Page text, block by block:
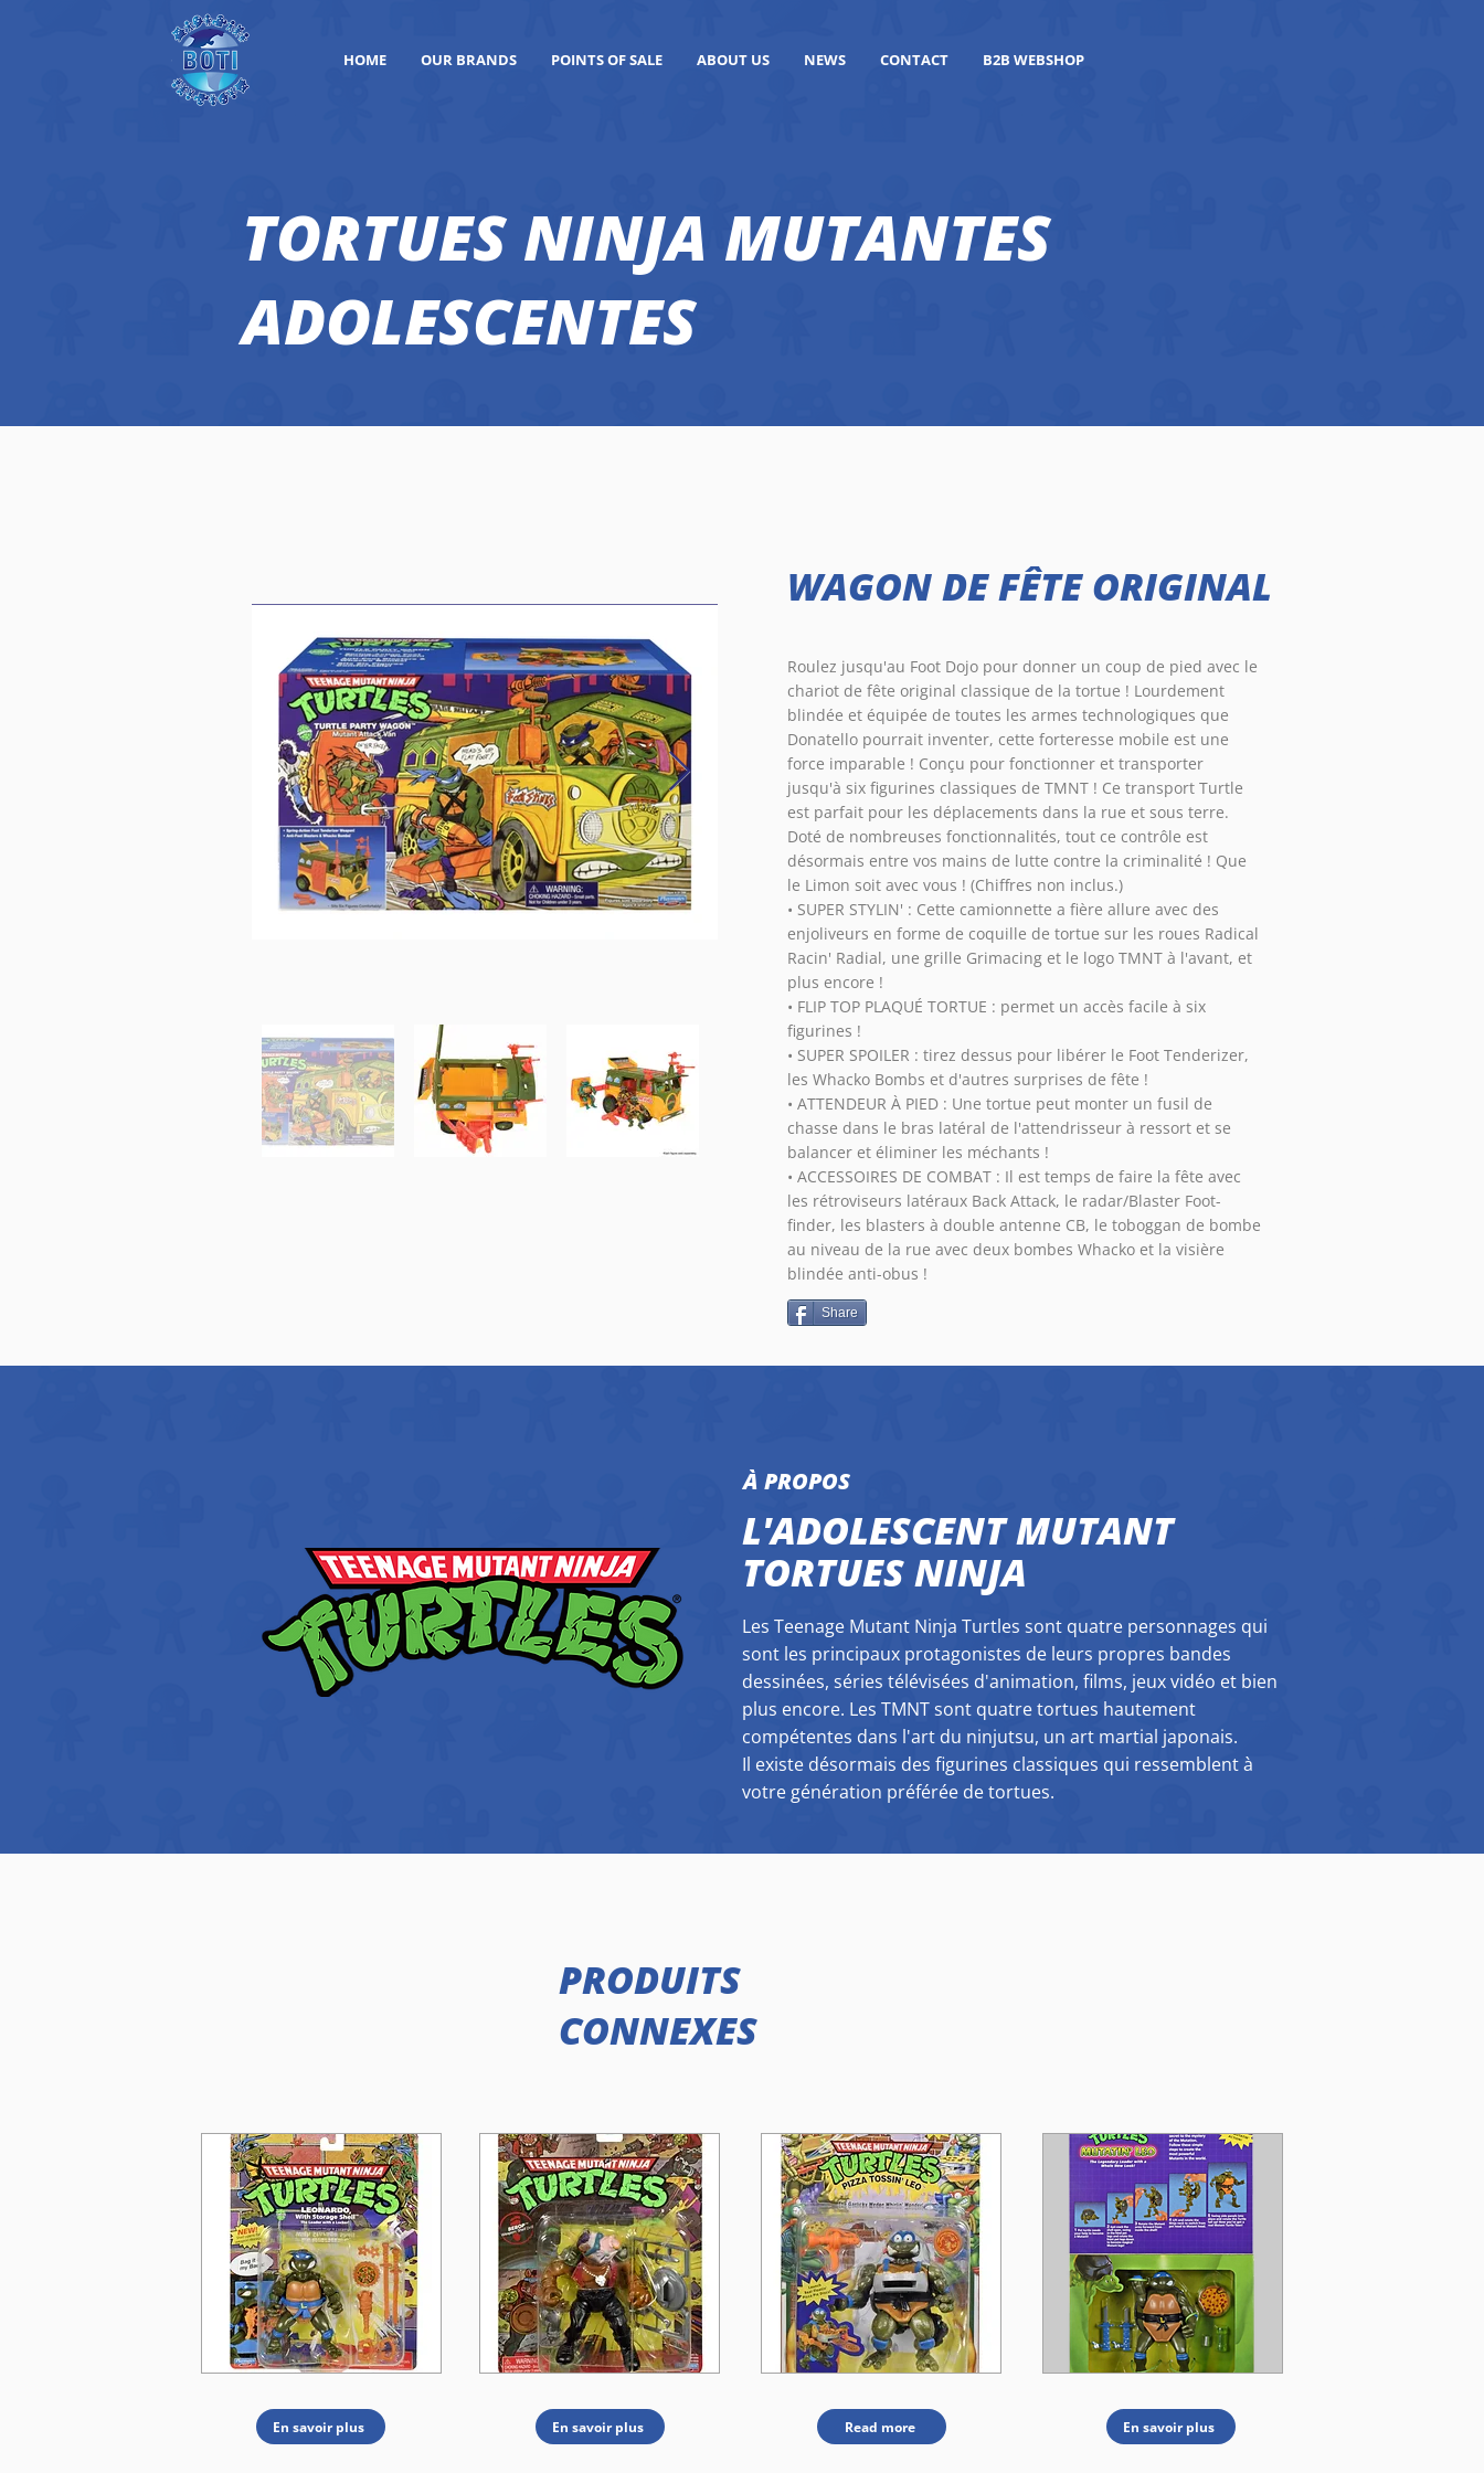
HOME OUR BRANDS POINTS OF SALE ABOUT US NEWS CONTACT B2B WEBSHOP
TORTUES NINJA MUTANTES
ADOLESCENTES
WAGON DE FÊTE ORIGINAL
Roulez jusqu'au Foot Dojo pour donner un coup de pied avec le
chariot de fête original classique de la tortue ! Lourdement
blindée et équipée de toutes les armes technologiques que
Donatello pourrait inventer, cette forteresse mobile est une
force imparable ! Conçu pour fonctionner et transporter
jusqu'à six figurines classiques de TMNT ! Ce transport Turtle
est parfait pour les déplacements dans la rue et sous terre.
Doté de nombreuses fonctionnalités, tout ce contrôle est
désormais entre vos mains de lutte contre la criminalité ! Que
le Limon soit avec vous ! (Chiffres non inclus.)
• SUPER STYLIN' : Cette camionnette a fière allure avec des
enjoliveurs en forme de coquille de tortue sur les roues Radical
Racin' Radial, une grille Grimacing et le logo TMNT à l'avant, et
plus encore !
• FLIP TOP PLAQUÉ TORTUE : permet un accès facile à six
figurines !
• SUPER SPOILER : tirez dessus pour libérer le Foot Tenderizer,
les Whacko Bombs et d'autres surprises de fête !
• ATTENDEUR À PIED : Une tortue peut monter un fusil de
chasse dans le bras latéral de l'attendrisseur à ressort et se
balancer et éliminer les méchants !
• ACCESSOIRES DE COMBAT : Il est temps de faire la fête avec
les rétroviseurs latéraux Back Attack, le radar/Blaster Foot-
finder, les blasters à double antenne CB, le toboggan de bombe
au niveau de la rue avec deux bombes Whacko et la visière
blindée anti-obus !
Share
À PROPOS
L'ADOLESCENT MUTANT
TORTUES NINJA
Les Teenage Mutant Ninja Turtles sont quatre personnages qui
sont les principaux protagonistes de leurs propres bandes
dessinées, séries télévisées d'animation, films, jeux vidéo et bien
plus encore. Les TMNT sont quatre tortues hautement
compétentes dans l'art du ninjutsu, un art martial japonais.
Il existe désormais des figurines classiques qui ressemblent à
votre génération préférée de tortues.
PRODUITS
CONNEXES
En savoir plus En savoir plus Read more En savoir plus